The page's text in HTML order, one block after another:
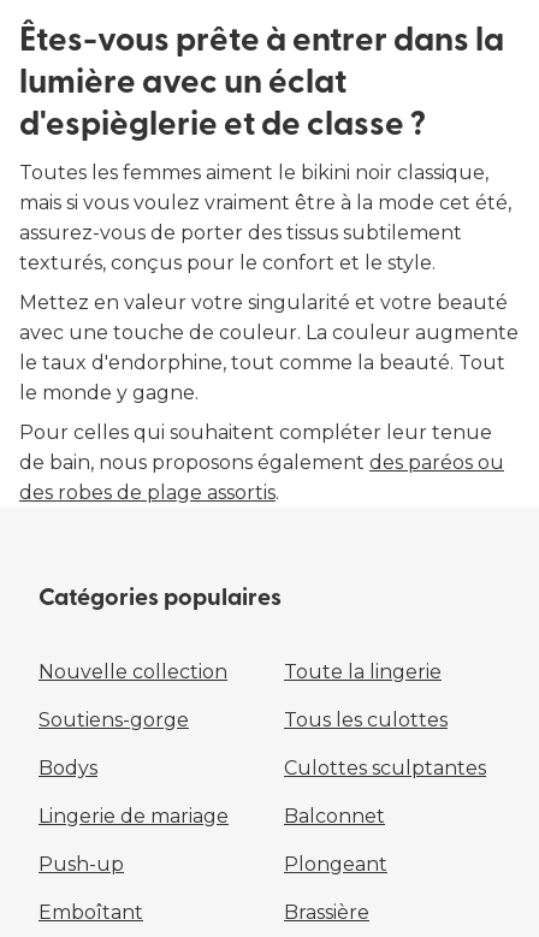
Êtes-vous prête à entrer dans la
lumière avec un éclat
d'espièglerie et de classe ?
Toutes les femmes aiment le bikini noir classique,
mais si vous voulez vraiment être à la mode cet été,
assurez-vous de porter des tissus subtilement
texturés, conçus pour le confort et le style.
Mettez en valeur votre singularité et votre beauté
avec une touche de couleur. La couleur augmente
le taux d'endorphine, tout comme la beauté. Tout
le monde y gagne.
Pour celles qui souhaitent compléter leur tenue
de bain, nous proposons également des paréos ou
des robes de plage assortis.
Catégories populaires
Nouvelle collection Toute la lingerie
Soutiens-gorge Tous les culottes
Bodys Culottes sculptantes
Lingerie de mariage Balconnet
Push-up Plongeant
Emboîtant Brassière